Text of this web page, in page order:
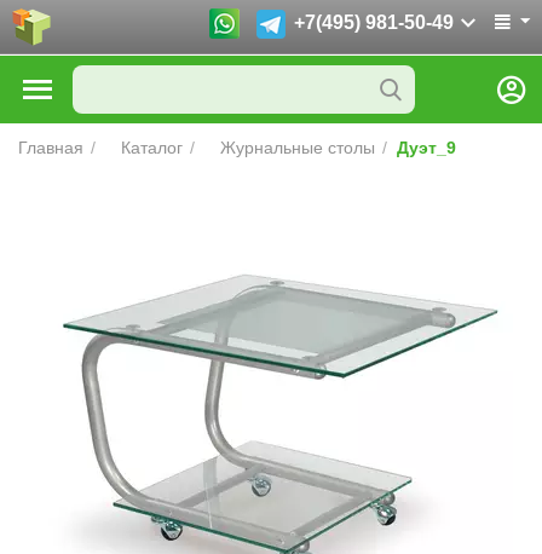
+7(495) 981-50-49
Главная / Каталог / Журнальные столы / Дуэт_9